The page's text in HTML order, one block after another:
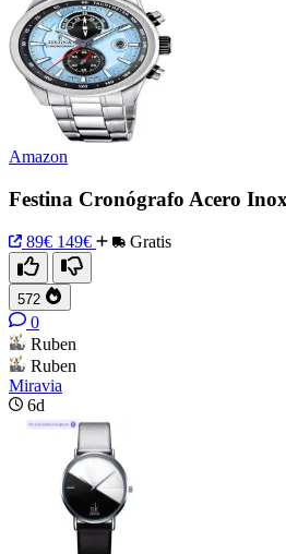
Amazon
Festina Cronógrafo Acero
89€ 149€ Gratis
572
0
Ruben
Ruben
Miravia
6d